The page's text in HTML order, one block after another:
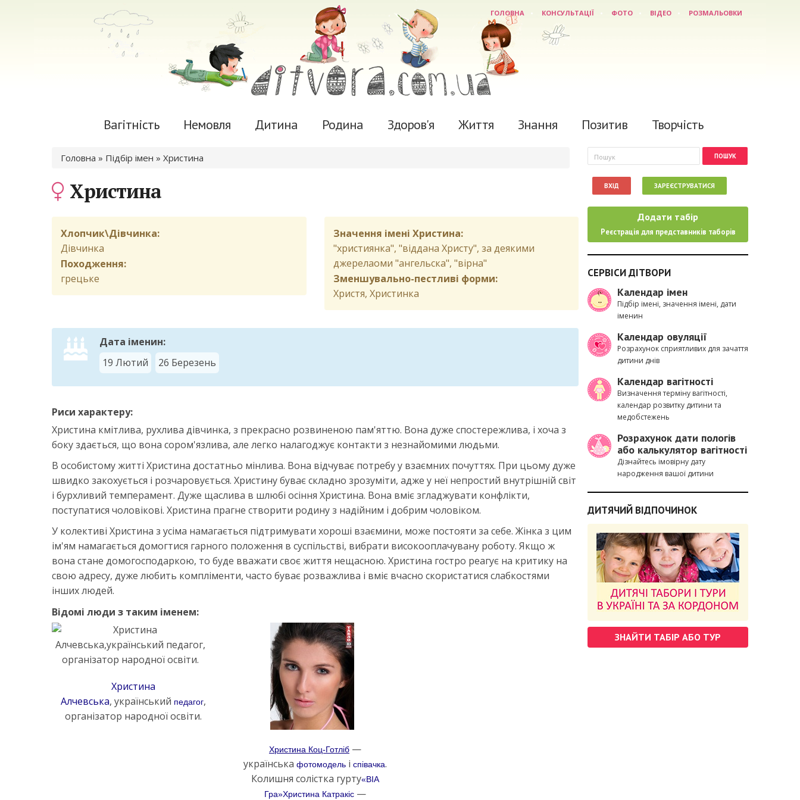
ГОЛОВНА КОНСУЛЬТАЦІЇ ФОТО ВІДЕО РОЗМАЛЬОВКИ
Вагітність Немовля Дитина Родина Здоров'я Життя Знання Позитив Творчість
Ви є тут
Головна » Підбір імен » Христина
Христина
Хлопчик\Дівчинка:
Дівчинка
Походження:
грецьке
Значення імені Христина:
"християнка", "віддана Христу", за деякими
джерелаоми "ангельска", "вірна"
Зменшувально-пестливі форми:
Христя, Христинка
Дата іменин:
19 Лютий
26 Березень
Риси характеру:
Христина кмітлива, рухлива дівчинка, з прекрасно розвиненою пам'яттю. Вона дуже спостережлива, і хоча з
боку здається, що вона сором'язлива, але легко налагоджує контакти з незнайомими людьми.
В особистому житті Христина достатньо мінлива. Вона відчуває потребу у взаємних почуттях. При цьому дуже
швидко закохується і розчаровується. Христину буває складно зрозуміти, адже у неї непростий внутрішній світ
і бурхливий темперамент. Дуже щаслива в шлюбі осіння Христина. Вона вміє згладжувати конфлікти,
поступатися чоловікові. Христина прагне створити родину з надійним і добрим чоловіком.
У колективі Христина з усіма намагається підтримувати хороші взаємини, може постояти за себе. Жінка з цим
ім'ям намагається домогтися гарного положення в суспільстві, вибрати високооплачувану роботу. Якщо ж
вона стане домогосподаркою, то буде вважати своє життя нещасною. Христина гостро реагує на критику на
свою адресу, дуже любить компліменти, часто буває розважлива і вміє вчасно скористатися слабкостями
інших людей.
Відомі люди з таким іменем:
Христина
Алчевська, український педагог,
організатор народної освіти.
Христина Коц-Готліб—
українська фотомодельі співачка.
Колишня солістка гурту«ВІА
Гра»Христина Катракіс—
Пошукова форма
Пошук
ВХІД ЗАРЕЄСТРУВАТИСЯ
Додати табір
Реєстрація для представників таборів
СЕРВІСИ ДІТВОРИ
Календар імен
Підбір імені, значення імені, дати
іменин
Календар овуляції
Розрахунок сприятливих для зачаття
дитини днів
Календар вагітності
Визначення терміну вагітності,
календар розвитку дитини та
медобстежень
Розрахунок дати пологів
або калькулятор вагітності
Дізнайтесь імовірну дату
народження вашої дитини
ДИТЯЧИЙ ВІДПОЧИНОК
ЗНАЙТИ ТАБІР АБО ТУР